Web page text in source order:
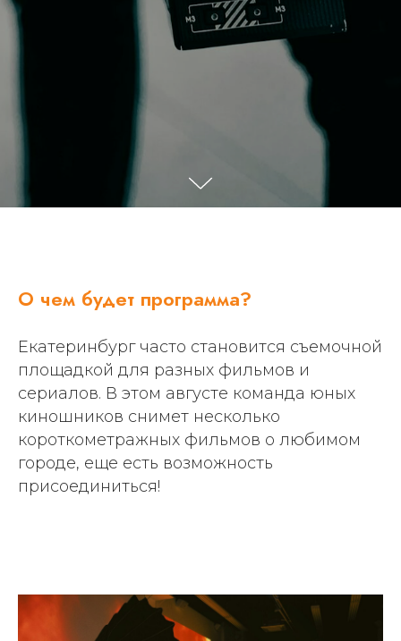
О чем будет программа?
Екатеринбург часто становится съемочной
площадкой для разных фильмов и
сериалов. В этом августе команда юных
киношников снимет несколько
короткометражных фильмов о любимом
городе, еще есть возможность
присоединиться!